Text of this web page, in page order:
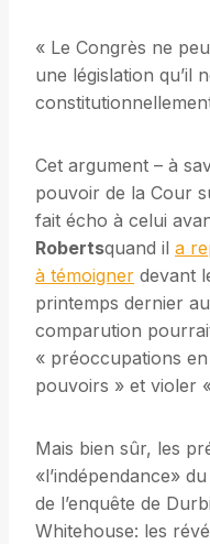
« Le Congrès ne
une législation qu’il
Cet argument – à
pouvoir de la Cour
fait écho à celui
Robertsquand il a
à témoigner devant
printemps dernier
comparution
« préoccupations
pouvoirs » et violer
Mais bien sûr, les
«l’indépendance»
de l’enquête de
Whitehouse: les